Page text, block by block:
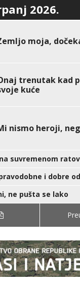
2026.
moja,
trenutak kad
kuće
nismo heroji,
suvremenom
i dobre
ne pušta se lako